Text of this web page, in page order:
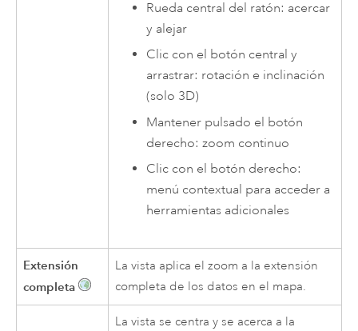
Rueda central del ratón: acercar
y alejar
Clic con el botón central y
arrastrar: rotación e inclinación
(solo 3D)
Mantener pulsado el botón
derecho: zoom continuo
Clic con el botón derecho:
menú contextual para acceder a
herramientas adicionales
Extensión
completa
La vista aplica el zoom a la extensión
completa de los datos en el mapa.
La vista se centra y se acerca a la